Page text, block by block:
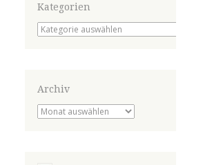
Kategorien
Kategorien
Archiv
Archiv